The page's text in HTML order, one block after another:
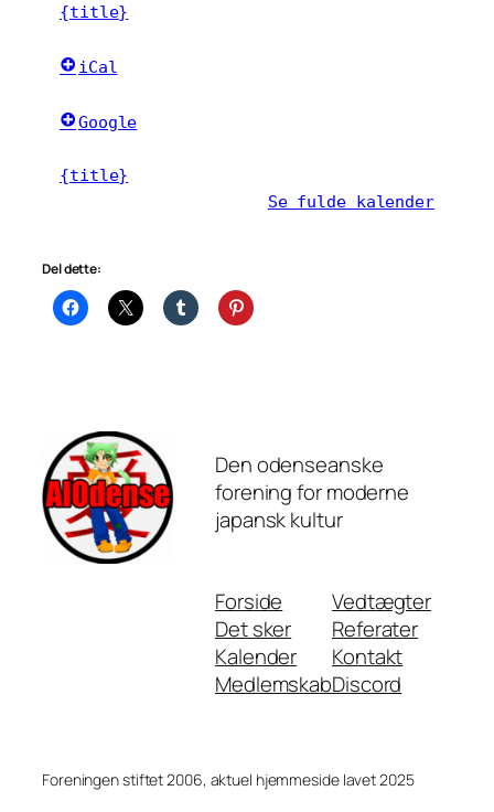
{title}
iCal
Google
{title}
Se fulde kalender
Del dette:
Den odenseanske
forening for moderne
japansk kultur
Forside
Det sker
Kalender
Medlemskab
Vedtægter
Referater
Kontakt
Discord
Foreningen stiftet 2006, aktuel hjemmeside lavet 2025